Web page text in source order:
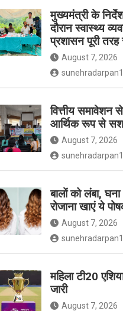
k a
m
मुख्यमंत्री के
दौरान स्वास्थ्य
प्रशासन पूरी
August 7, 2026
वित्तीय समावेशन
आर्थिक रूप से
August 7, 2026
बालों को लंबा,
रोजाना खाएं ये
August 7, 2026
महिला टी20
जारी
August 7, 2026